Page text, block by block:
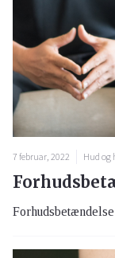
7 februar, 2022 Hud og